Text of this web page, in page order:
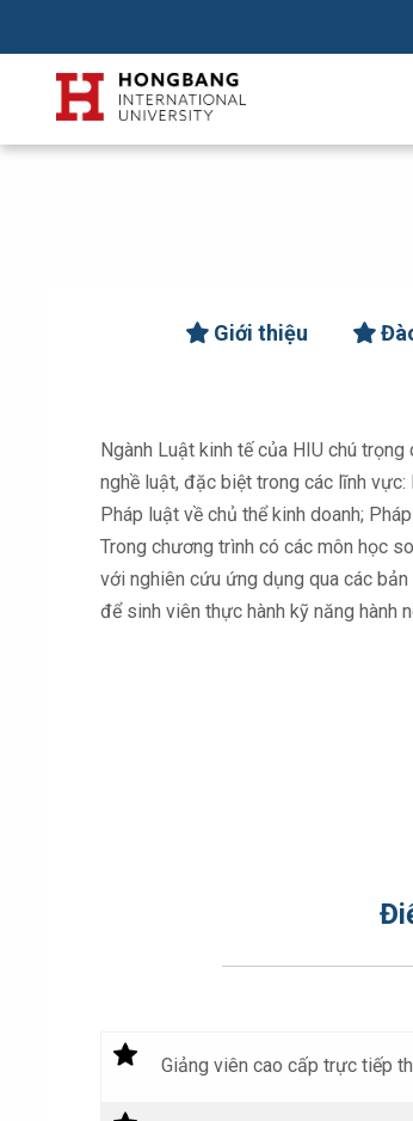
Giới thiệu
Ngành Luật kinh tế của HIU chú
nghề luật, đặc biệt trong các lĩnh
Pháp luật về chủ thể kinh doanh;
Trong chương trình có các môn học
với nghiên cứu ứng dụng qua các
để sinh viên thực hành kỹ năng hành
Giảng viên cao cấp trực tiếp